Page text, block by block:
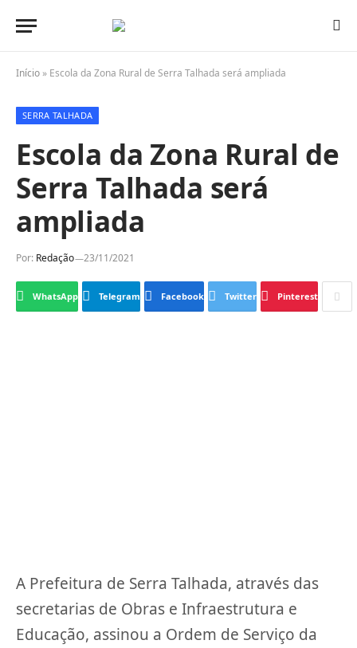
Início » Escola da Zona Rural de Serra Talhada será ampliada
SERRA TALHADA
Escola da Zona Rural de
Serra Talhada será
ampliada
Por: Redação 23/11/2021
WhatsApp Telegram Facebook Twitter Pinterest
A Prefeitura de Serra Talhada, através das
secretarias de Obras e Infraestrutura e
Educação, assinou a Ordem de Serviço da